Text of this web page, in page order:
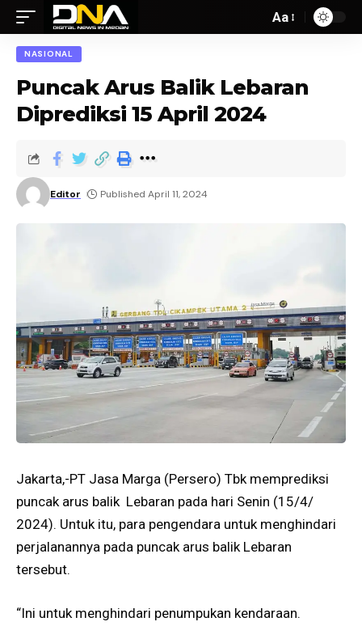
Aa
NASIONAL
Puncak Arus Balik Lebaran
Diprediksi 15 April 2024
Editor Published April 11, 2024
Jakarta,-PT Jasa Marga (Persero) Tbk memprediksi
puncak arus balik Lebaran pada hari Senin (15/4/
2024). Untuk itu, para pengendara untuk menghindari
perjalanannya pada puncak arus balik Lebaran
tersebut.
“Ini untuk menghindari penumpukan kendaraan.